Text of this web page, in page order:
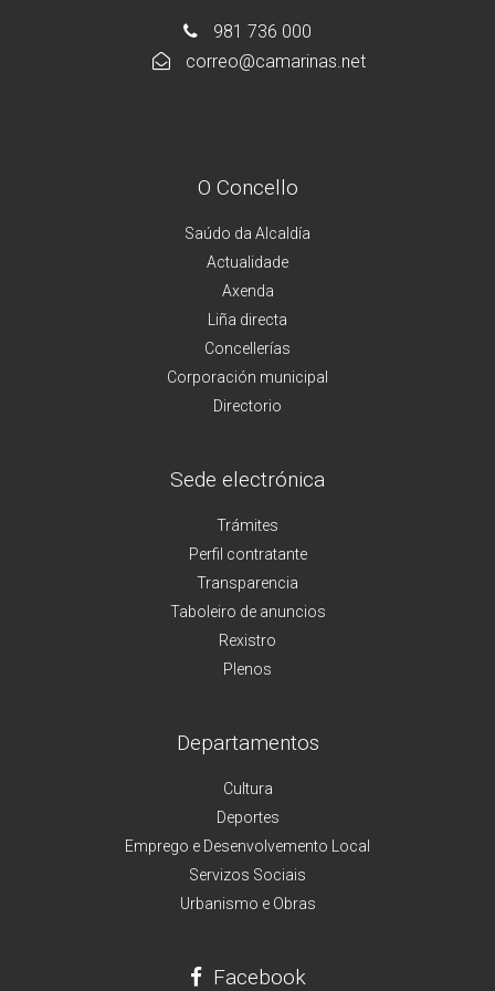
981 736 000
correo@camarinas.net
O Concello
Saúdo da Alcaldía
Actualidade
Axenda
Liña directa
Concellerías
Corporación municipal
Directorio
Sede electrónica
Trámites
Perfil contratante
Transparencia
Taboleiro de anuncios
Rexistro
Plenos
Departamentos
Cultura
Deportes
Emprego e Desenvolvemento Local
Servizos Sociais
Urbanismo e Obras
Facebook